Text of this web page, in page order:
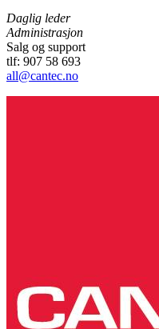
Daglig leder
Administrasjon
Salg og support
tlf: 907 58 693
all@cantec.no